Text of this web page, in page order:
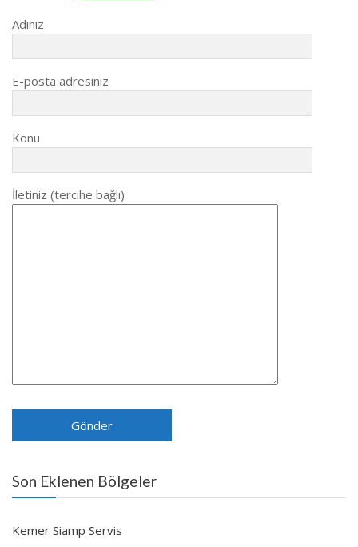
Adınız
E-posta adresiniz
Konu
İletiniz (tercihe bağlı)
Son Eklenen Bölgeler
Kemer Siamp Servis